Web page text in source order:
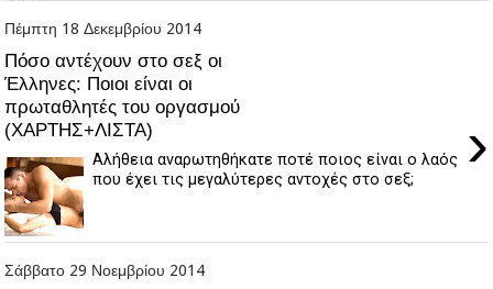
Πέμπτη 18 Δεκεμβρίου 2014
Πόσο αντέχουν στο σεξ οι
Έλληνες: Ποιοι είναι οι
πρωταθλητές του οργασμού
(ΧΑΡΤΗΣ+ΛΙΣΤΑ)
›
Αλήθεια αναρωτηθήκατε ποτέ ποιος είναι ο λαός
που έχει τις μεγαλύτερες αντοχές στο σεξ;
Σάββατο 29 Νοεμβρίου 2014